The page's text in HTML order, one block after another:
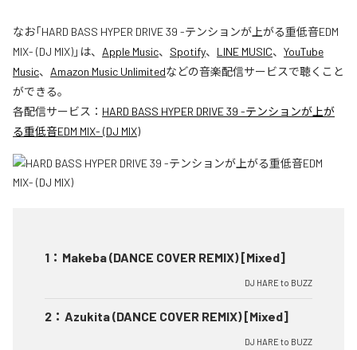
なお「HARD BASS HYPER DRIVE 39 -テンションが上がる重低音EDM
MIX- (DJ MIX)」は、 Apple Music、 Spotify、 LINE MUSIC、 YouTube
Music、 Amazon Music Unlimitedなどの音楽配信サービスで聴くこと
ができる。
各配信サービス： HARD BASS HYPER DRIVE 39 -テンションが上が
る重低音EDM MIX- (DJ MIX)
1 ： Makeba (DANCE COVER REMIX) [Mixed]
DJ HARE to BUZZ
2 ： Azukita (DANCE COVER REMIX) [Mixed]
DJ HARE to BUZZ